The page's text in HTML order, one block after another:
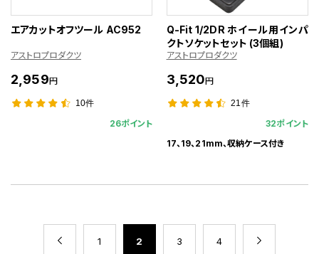
エアカットオフツール AC952
アストロプロダクツ
2,959円
10件
26ポイント
Q-Fit 1/2DR ホイール用インパ
クトソケットセット (3個組)
アストロプロダクツ
3,520円
21件
32ポイント
17、19、21mm、収納ケース付き
1 2 3 4